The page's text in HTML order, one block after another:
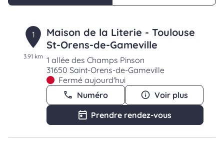
1
3.91 km
Maison de la Literie - Toulouse
St-Orens-de-Gameville
1 allée des Champs Pinson
31650 Saint-Orens-de-Gameville
Fermé aujourd'hui
Numéro
Voir plus
Prendre rendez-vous